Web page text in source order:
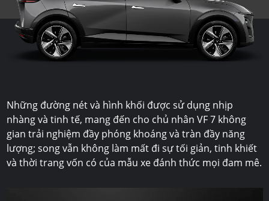
Những đường nét và hình khối được sử dụng nhịp
nhàng và tinh tế, mang đến cho chủ nhân VF 7không
gian trải nghiệm đầy phóng khoáng và tràn đầy năng
lượng; song vẫn không làm mất đi sự tối giản, tinh khiết
và thời trang vốn có của mẫu xe đánh thức mọi đam mê.